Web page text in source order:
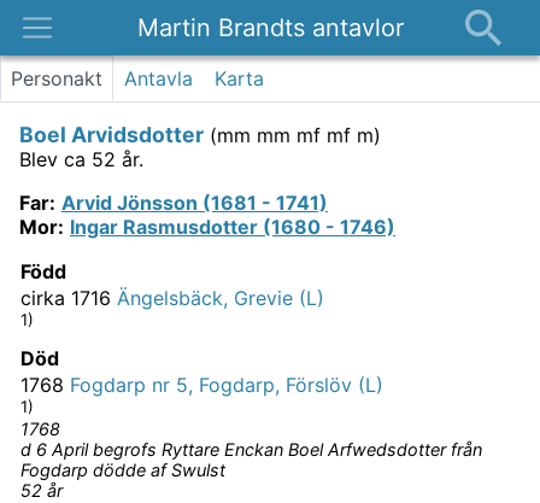
Martin Brandts antavlor
Platser
Om
Kontakt
Personakt Antavla Karta
Boel Arvidsdotter (mm mm mf mf m)
Blev ca 52 år.
Far: Arvid Jönsson (1681 - 1741)
Mor: Ingar Rasmusdotter (1680 - 1746)
Född
cirka 1716 Ängelsbäck, Grevie (L)
1)
Död
1768 Fogdarp nr 5, Fogdarp, Förslöv (L)
1)
1768
d 6 April begrofs Ryttare Enckan Boel Arfwedsdotter från
Fogdarp dödde af Swulst
52 år